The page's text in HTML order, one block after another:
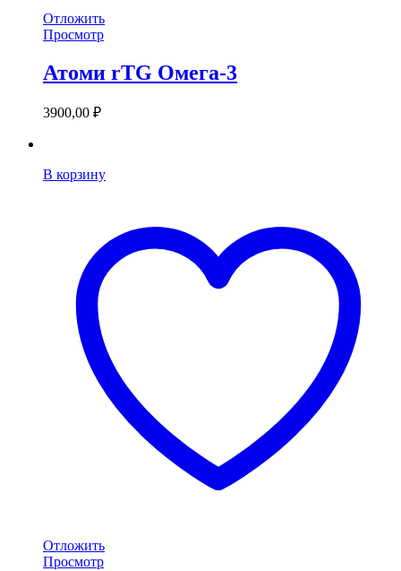
Отложить
Просмотр
Атоми rTG Омега-3
3900,00 ₽
В корзину
Отложить
Просмотр